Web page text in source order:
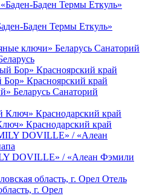
Баден Термы Еткуль»
Санаторий
Красноярский край
Санаторий
Краснодарский край
DOVILLE» / «Алеан Фэмили
Отель
г. Орел